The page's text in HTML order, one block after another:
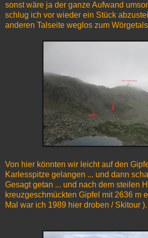
sonst wäre ja der ganze Aufwand
schlug ich vor wieder ein Stück
anderen Talseite weglos zum
Von hier könnten wir leicht auf den
Karlesspitze gelangen ... und dann
Gesagt getan ... und nach dem steilen
kreuzgeschmückten Gipfel mit 2636 m
Mal war ich 1989 hier droben / Skitour ).